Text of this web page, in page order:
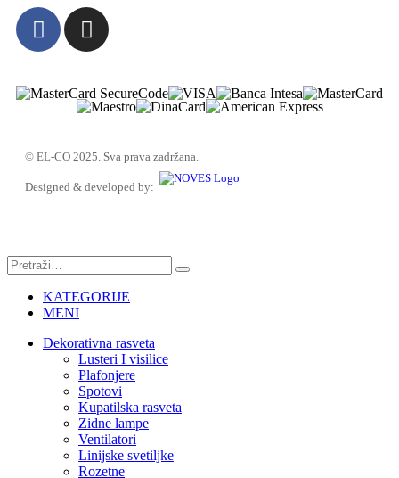
© EL-CO 2025. Sva prava zadržana.
Designed & developed by:
KATEGORIJE
MENI
Dekorativna rasveta
Lusteri I visilice
Plafonjere
Spotovi
Kupatilska rasveta
Zidne lampe
Ventilatori
Linijske svetiljke
Rozetne